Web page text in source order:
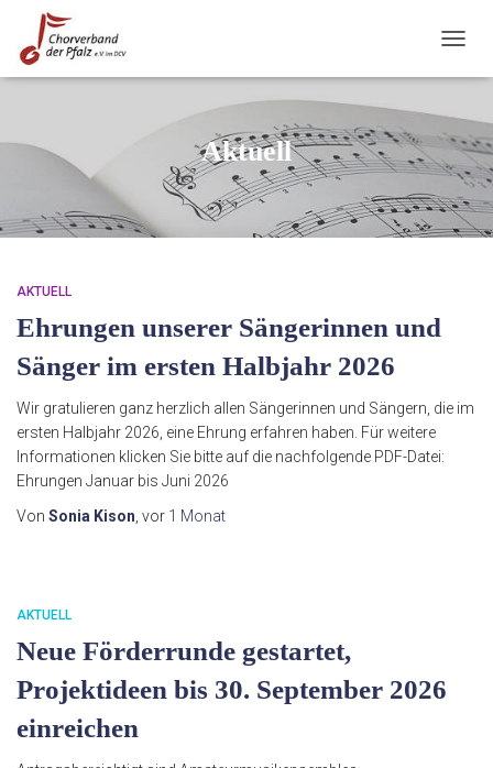
Aktuell
AKTUELL
Ehrungen unserer Sängerinnen und
Sänger im ersten Halbjahr 2026
Wir gratulieren ganz herzlich allen Sängerinnen und Sängern, die im
ersten Halbjahr 2026, eine Ehrung erfahren haben. Für weitere
Informationen klicken Sie bitte auf die nachfolgende PDF-Datei:
Ehrungen Januar bis Juni 2026
Von Sonia Kison , vor 1 Monat
AKTUELL
Neue Förderrunde gestartet,
Projektideen bis 30. September 2026
einreichen